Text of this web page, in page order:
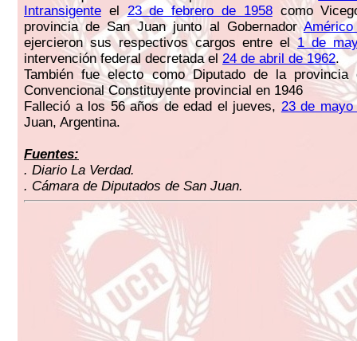
Intransigente el23 de febrero de 1958como
provincia de San Juan junto al Gobernador
ejercieron sus respectivos cargos entre el1 de
intervención federal decretada el 24 de abril de 1962.
También fue electo como Diputado de la
Convencional Constituyente provincial en 1946
Falleció a los 56 años de edad el jueves, 23 de mayo
Juan, Argentina.
Fuentes:
. Diario La Verdad.
. Cámara de Diputados de San Juan.